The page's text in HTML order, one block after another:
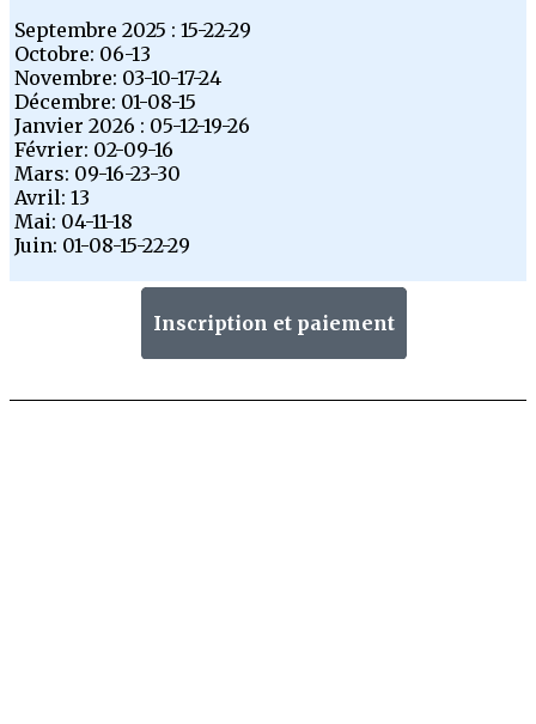
Septembre 2025 : 15-22-29
Octobre: 06-13
Novembre: 03-10-17-24
Décembre: 01-08-15
Janvier 2026 : 05-12-19-26
Février: 02-09-16
Mars: 09-16-23-30
Avril: 13
Mai: 04-11-18
Juin: 01-08-15-22-29
Inscription et paiement